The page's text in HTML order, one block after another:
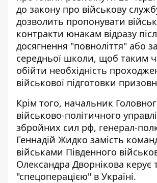
до закону про військову
дозволить пропонувати
контракти юнакам відразу
досягнення "повноліття" або
середньої школи, щоб таким
обійти необхідність
військової підготовки
Крім того, начальник
військово-політичного
збройних сил рф, генерал-
Геннадій Жидко замість
військами Південного
Олександра Дворнікова керує
"спецоперацією" в Україні.